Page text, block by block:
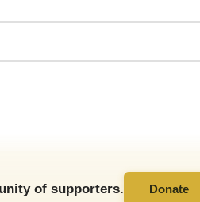
of supporters. Donate